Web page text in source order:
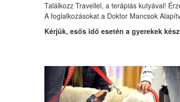
Találkozz Travellel, a terápiás kutyával!
A foglalkozásokat a Doktor Mancsok
Kérjük, esős idő esetén a gyerekek